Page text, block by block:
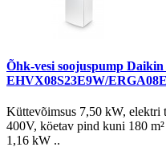
Õhk-vesi soojuspump
EHVX08S23E9W/
Küttevõimsus 7,50 kW,
400V, köetav pind kuni 180
1,16 kW ..